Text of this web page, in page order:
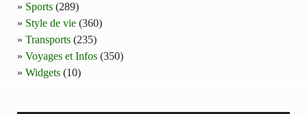
Sports (289)
Style de vie (360)
Transports (235)
Voyages et Infos (350)
Widgets (10)